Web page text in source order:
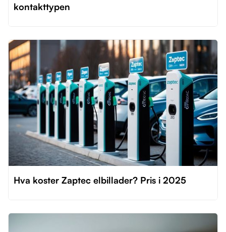
kontakttypen
Hva koster Zaptec elbillader? Pris i 2025